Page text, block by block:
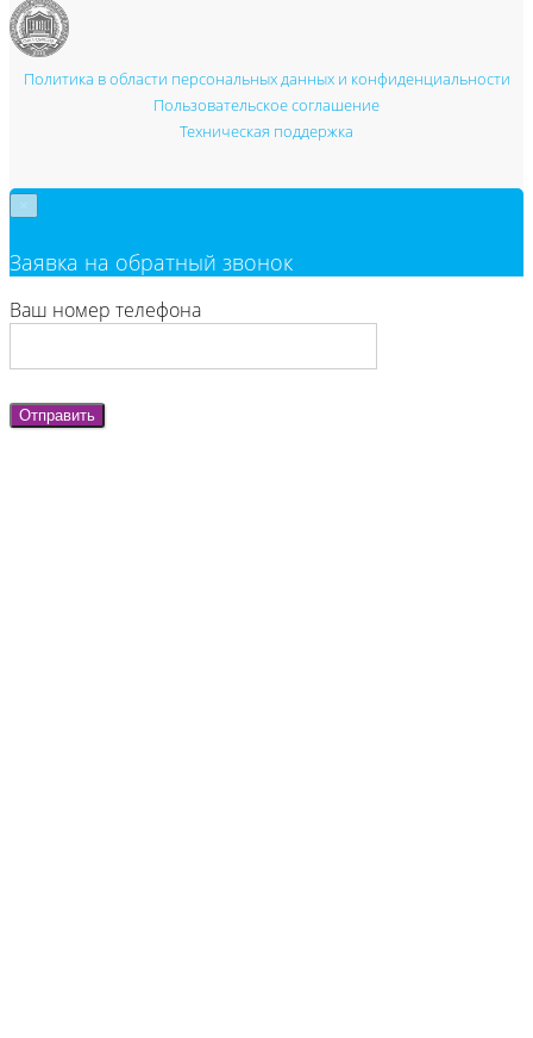
Политика в области персональных данных и конфиденциальности
Пользовательское соглашение
Техническая поддержка
Заявка на обратный звонок
Ваш номер телефона
Отправить